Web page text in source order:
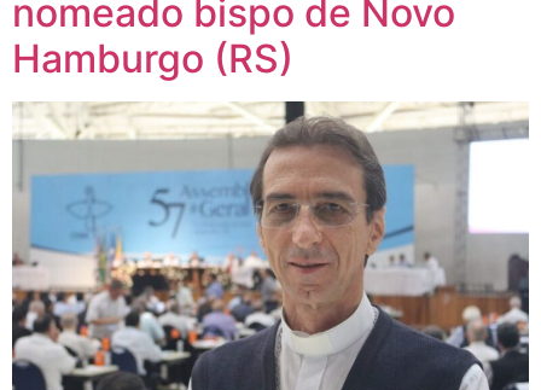
nomeado bispo de Novo
Hamburgo (RS)